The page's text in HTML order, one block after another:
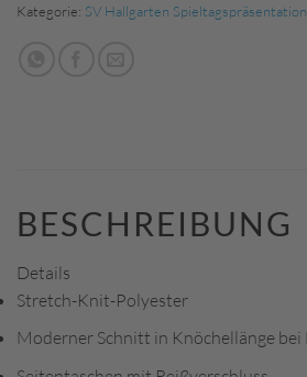
Kategorie: SV Hallgarten
BESCHREIBUNG
Details
Stretch-Knit-Polyester
Moderner Schnitt in Knöchellänge bei